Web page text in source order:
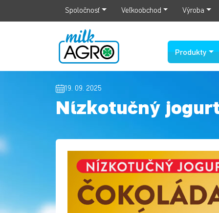
Spoločnosť Veľkoobchod Výroba
Produkty
19. 09. 2025
Nízkotučný